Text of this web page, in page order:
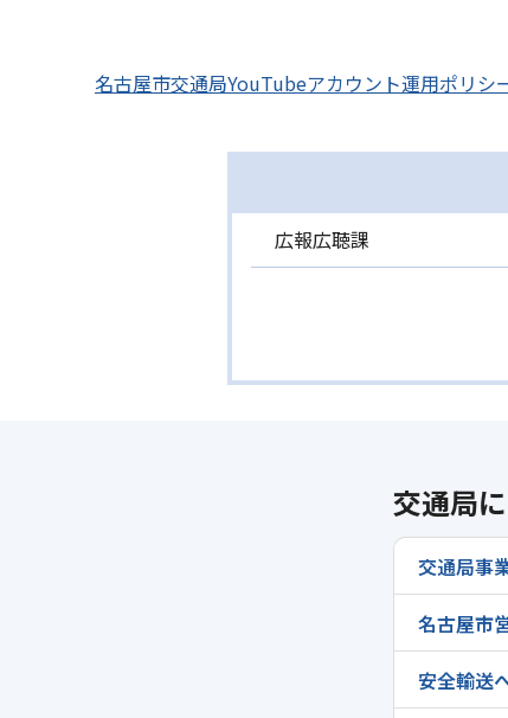
名古屋市交通局YouTubeアカウント運用ポリシ
広報広聴課
交通局
交通局事
名古屋市
安全輸送